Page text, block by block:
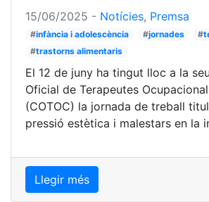
15/06/2025 - Notícies, Premsa
#infància i adolescència #jornades #
#trastorns alimentaris
El 12 de juny ha tingut lloc a la
Oficial de Terapeutes
(COTOC) la jornada de treball
pressió estètica i malestars en la
Llegir més